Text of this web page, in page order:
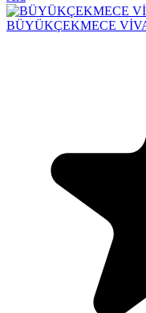
BÜYÜKÇEKMECE